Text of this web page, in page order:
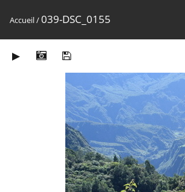
Accueil/039-DSC_0155